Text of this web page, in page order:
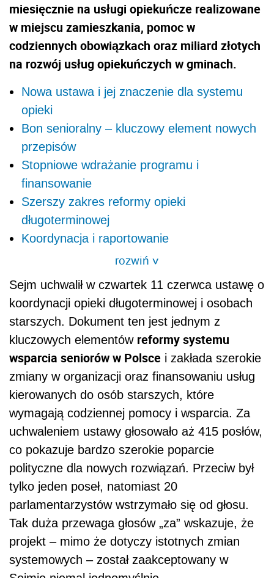
miesięcznie na usługi opiekuńcze realizowane
w miejscu zamieszkania, pomoc w
codziennych obowiązkach oraz miliard złotych
na rozwój usług opiekuńczych w gminach.
Nowa ustawa i jej znaczenie dla systemu
opieki
Bon senioralny – kluczowy element nowych
przepisów
Stopniowe wdrażanie programu i
finansowanie
Szerszy zakres reformy opieki
długoterminowej
Koordynacja i raportowanie
rozwiń>
Sejm uchwalił w czwartek 11 czerwca ustawę o
koordynacji opieki długoterminowej i osobach
starszych. Dokument ten jest jednym z
kluczowych elementów reformy systemu
wsparcia seniorów w Polsce i zakłada szerokie
zmiany w organizacji oraz finansowaniu usług
kierowanych do osób starszych, które
wymagają codziennej pomocy i wsparcia. Za
uchwaleniem ustawy głosowało aż 415 posłów,
co pokazuje bardzo szerokie poparcie
polityczne dla nowych rozwiązań. Przeciw był
tylko jeden poseł, natomiast 20
parlamentarzystów wstrzymało się od głosu.
Tak duża przewaga głosów „za” wskazuje, że
projekt – mimo że dotyczy istotnych zmian
systemowych – został zaakceptowany w